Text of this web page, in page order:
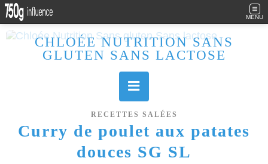
MENU
CHLOÉE NUTRITION SANS
GLUTEN SANS LACTOSE
RECETTES SALÉES
Curry de poulet aux patates
douces SG SL